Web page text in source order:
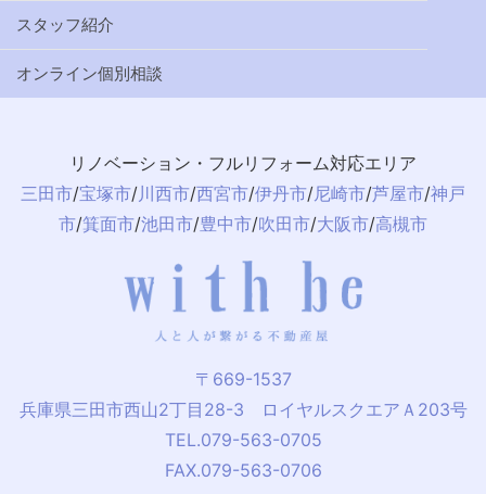
スタッフ紹介
オンライン個別相談
リノベーション・フルリフォーム対応エリア
三田市/宝塚市/川西市/西宮市/伊丹市/尼崎市/芦屋市/神戸
市/箕面市/池田市/豊中市/吹田市/大阪市/高槻市
〒669-1537
兵庫県三田市西山2丁目28-3 ロイヤルスクエアＡ203号
TEL.079-563-0705
FAX.079-563-0706